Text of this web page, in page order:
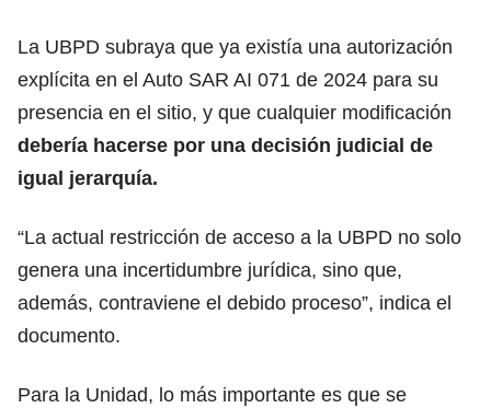
La UBPD subraya que ya existía una autorización
explícita en el Auto SAR AI 071 de 2024 para su
presencia en el sitio, y que cualquier modificación
debería hacerse por una decisión judicial de
igual jerarquía.
“La actual restricción de acceso a la UBPD no solo
genera una incertidumbre jurídica, sino que,
además, contraviene el debido proceso”, indica el
documento.
Para la Unidad, lo más importante es que se